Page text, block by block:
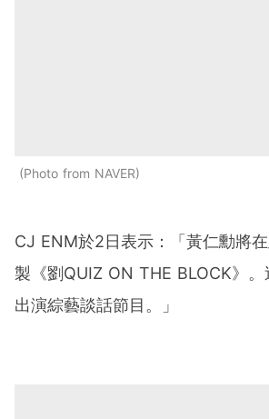
Photo from NAVER
CJ ENM於2日表示：「黃仁勳將
製《劉QUIZ ON THE BLOCK》。
出演綜藝談話節目。」